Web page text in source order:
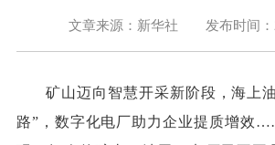
文章来源：新华社 发布时间：
矿山迈向智慧开采新阶段，海上
路”，数字化电厂助力企业提质增效